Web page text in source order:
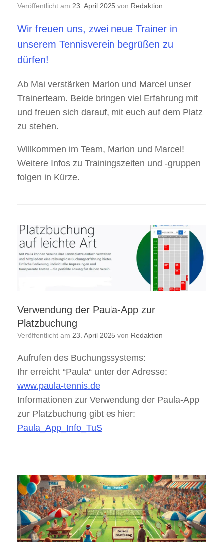
Veröffentlicht am 23. April 2025 von Redaktion
Wir freuen uns, zwei neue Trainer in
unserem Tennisverein begrüßen zu
dürfen!
Ab Mai verstärken Marlon und Marcel unser
Trainerteam. Beide bringen viel Erfahrung mit
und freuen sich darauf, mit euch auf dem Platz
zu stehen.
Willkommen im Team, Marlon und Marcel!
Weitere Infos zu Trainingszeiten und -gruppen
folgen in Kürze.
Verwendung der Paula-App zur
Platzbuchung
Veröffentlicht am 23. April 2025 von Redaktion
Aufrufen des Buchungssystems:
Ihr erreicht “Paula“ unter der Adresse:
www.paula-tennis.de
Informationen zur Verwendung der Paula-App
zur Platzbuchung gibt es hier:
Paula_App_Info_TuS